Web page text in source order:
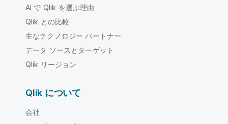
AI で Qlik を選ぶ理由
Qlik との比較
主なテクノロジー パートナー
データ ソースとターゲット
Qlik リージョン
Qlik について
会社